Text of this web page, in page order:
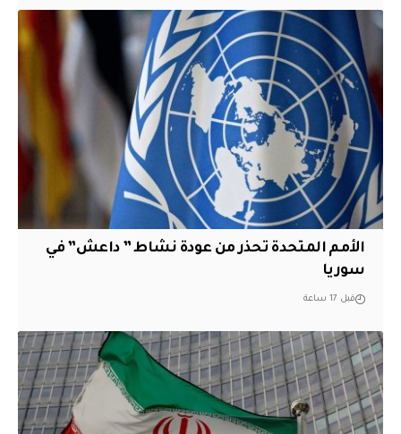
الأمم المتحدة تحذر من عودة نشاط ” داعش” في
سوريا
قبل 17 ساعة